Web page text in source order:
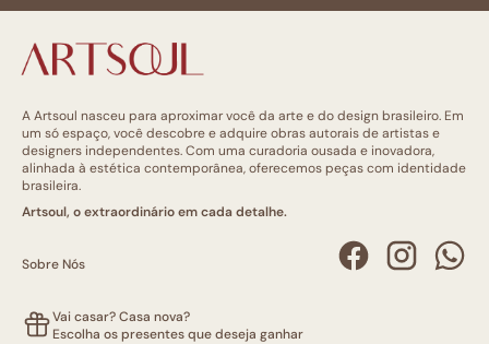
A Artsoul nasceu para aproximar você da arte e do design brasileiro. Em
um só espaço, você descobre e adquire obras autorais de artistas e
designers independentes. Com uma curadoria ousada e inovadora,
alinhada à estética contemporânea, oferecemos peças com identidade
brasileira.
Artsoul, o extraordinário em cada detalhe.
Sobre Nós
Vai casar? Casa nova?
Escolha os presentes que deseja ganhar